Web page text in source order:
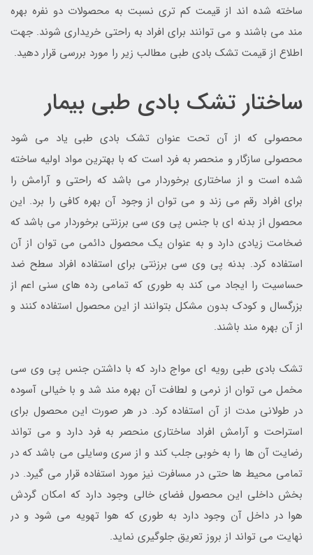
ساخته شده اند از قیمت کم تری نسبت به محصولات دو نفره بهره
مند می باشند و می توانند برای افراد به راحتی خریداری شوند. جهت
اطلاع از قیمت تشک بادی طبی مطالب زیر را مورد بررسی قرار دهید.
ساختار تشک بادی طبی بیمار
محصولی که از آن تحت عنوان تشک بادی طبی یاد می شود
محصولی سازگار و منحصر به فرد است که با بهترین مواد اولیه ساخته
شده است و از ساختاری برخوردار می باشد که راحتی و آرامش را
برای افراد رقم می زند و می توان از وجود آن بهره کافی را برد. این
محصول از بدنه ای با جنس پی وی سی برزنتی برخوردار می باشد که
ضخامت زیادی دارد و به عنوان یک محصول دائمی می توان از آن
استفاده کرد. بدنه پی وی سی برزنتی برای استفاده افراد سطح ضد
حساسیت را ایجاد می کند به طوری که تمامی رده های سنی اعم از
بزرگسال و کودک بدون مشکل بتوانند از این محصول استفاده کنند و
از آن بهره مند باشند.
تشک بادی طبی رویه ای مواج دارد که با داشتن جنس پی وی سی
مخمل می توان از نرمی و لطافت آن بهره مند شد و با خیالی آسوده
در طولانی مدت از آن استفاده کرد. در هر صورت این محصول برای
استراحت و آرامش افراد ساختاری منحصر به فرد دارد و می تواند
رضایت آن ها را به خوبی جلب کند و از سری وسایلی می باشد که در
تمامی محیط ها حتی در مسافرت نیز مورد استفاده قرار می گیرد. در
بخش داخلی این محصول فضای خالی وجود دارد که امکان گردش
هوا در داخل آن وجود دارد به طوری که هوا تهویه می شود و در
نهایت می تواند از بروز تعریق جلوگیری نماید.